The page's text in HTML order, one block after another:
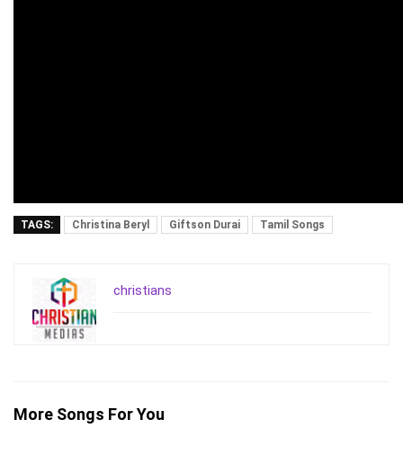
TAGS: Christina Beryl Giftson Durai Tamil Songs
christians
More Songs For You